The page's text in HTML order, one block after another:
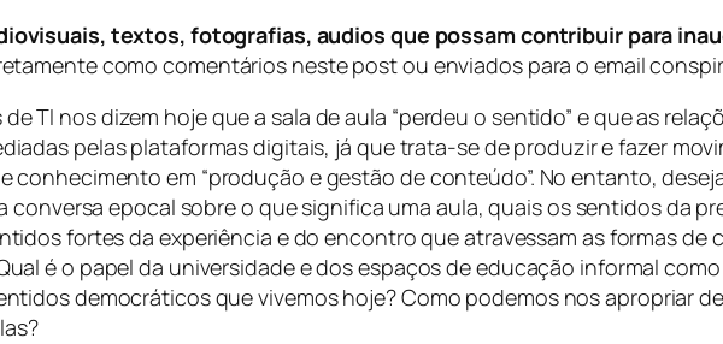
textos, fotografias, audios que possam contribuir para
como comentários neste post ou enviados para o email
TI nos dizem hoje que a sala de aula “perdeu o sentido” e que as
pelas plataformas digitais, já que trata-se de produzir e fazer
conhecimento em “produção e gestão de conteúdo”. No entanto,
conversa epocal sobre o que significa uma aula, quais os sentidos da
fortes da experiência e do encontro que atravessam as formas de
é o papel da universidade e dos espaços de educação informal
democráticos que vivemos hoje? Como podemos nos apropriar